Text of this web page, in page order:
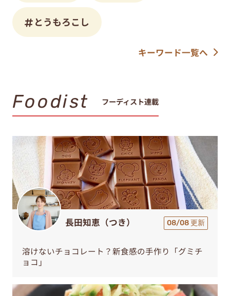
とうもろこし
キーワード一覧へ
Foodist フーディスト連載
長田知恵（つき） 08/08 更新
溶けないチョコレート？新食感の手作り「グミチ
ョコ」